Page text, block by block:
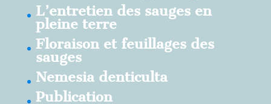
L’entretien des sauges en
pleine terre
Floraison et feuillages des
sauges
Nemesia denticulta
Publication